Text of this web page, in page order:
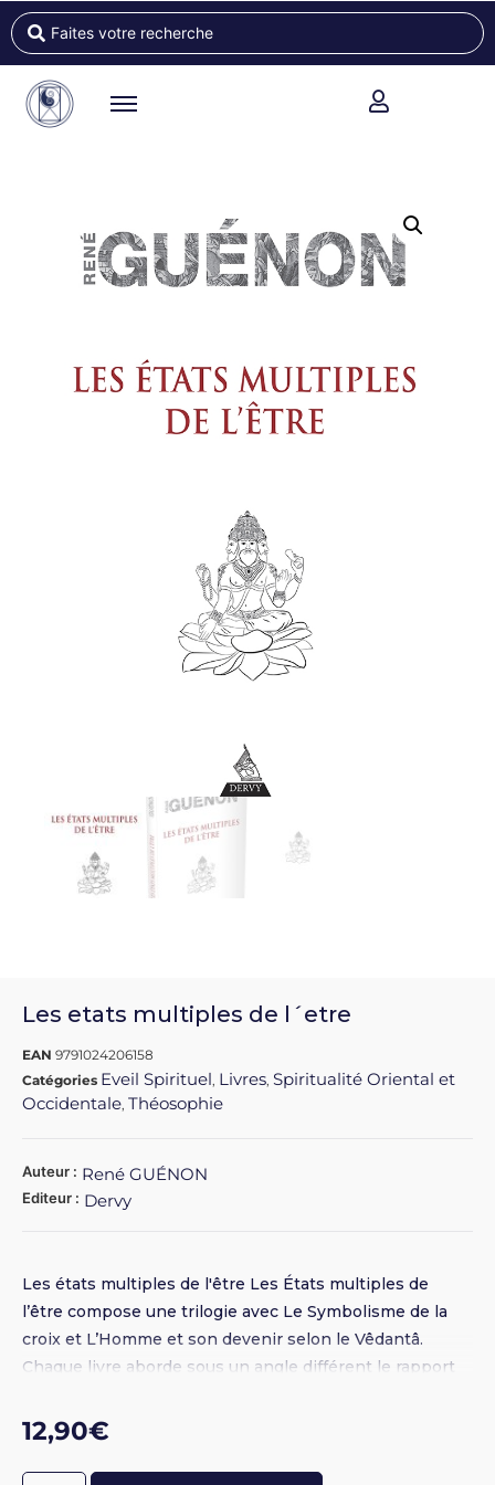
Les etats multiples de l´etre
EAN 9791024206158
Catégories Eveil Spirituel, Livres, Spiritualité Oriental et
Occidentale, Théosophie
Auteur : René GUÉNON
Editeur : Dervy
Les états multiples de l'être Les États multiples de
l’être compose une trilogie avec Le Symbolisme de la
croix et L’Homme et son devenir selon le Vêdantâ.
Chaque livre aborde sous un angle différent le rapport
qu’une manifestation transitoire. Dans la lignée des
autres titres de la trilogie, Les États multiples de l’être
est la mise en équation du rêve de Tchouang-Tseu : «
12,90€